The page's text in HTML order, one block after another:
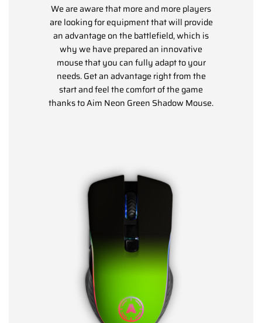
We are aware that more and more players
are looking for equipment that will provide
an advantage on the battlefield, which is
why we have prepared an innovative
mouse that you can fully adapt to your
needs. Get an advantage right from the
start and feel the comfort of the game
thanks to Aim Neon Green Shadow Mouse.